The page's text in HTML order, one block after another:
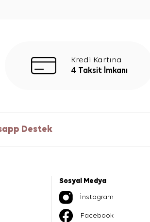
Kredi Kartına
4 Taksit İmkanı
Destek
Sosyal Medya
İnstagram
Facebook